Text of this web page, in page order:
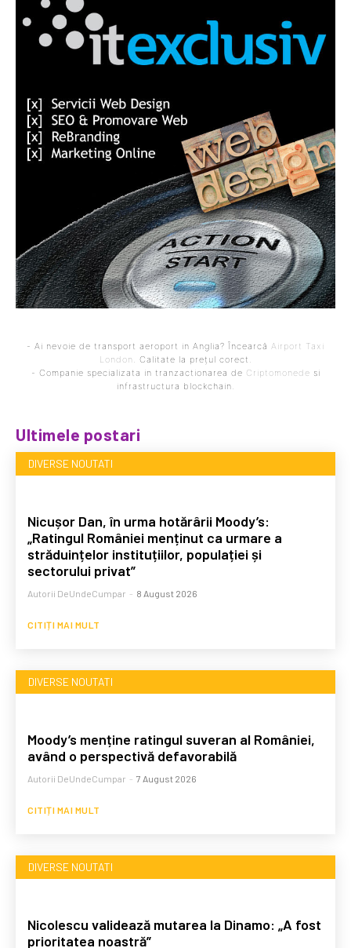
- Ai nevoie de transport aeroport in Anglia? Încearcă Airport Taxi
London
. Calitate la prețul corect.
- Companie specializata in tranzactionarea de Criptomonede si
infrastructura blockchain.
Ultimele postari
DIVERSE NOUTATI
Nicușor Dan, în urma hotărârii Moody’s:
„Ratingul României menținut ca urmare a
străduințelor instituțiilor, populației și
sectorului privat”
Autorii DeUndeCumpar - 8 August 2026
CITIȚI MAI MULT
DIVERSE NOUTATI
Moody’s menține ratingul suveran al României,
având o perspectivă defavorabilă
Autorii DeUndeCumpar - 7 August 2026
CITIȚI MAI MULT
DIVERSE NOUTATI
Nicolescu validează mutarea la Dinamo: „A fost
prioritatea noastră”